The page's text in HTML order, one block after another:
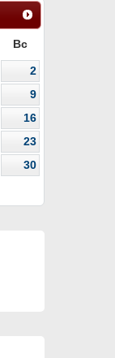
Вс
2
9
16
23
30